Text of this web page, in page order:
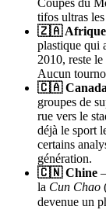
Coupes du
tifos ultras
🇿🇦 Afrique
plastique qui
2010, reste
Aucun
🇨🇦 Canada
groupes de
rue vers le
déjà le sport
certains
génération.
🇨🇳 Chine
la Cun Chao
devenue un